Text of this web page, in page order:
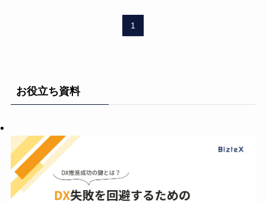
1
お役立ち資料